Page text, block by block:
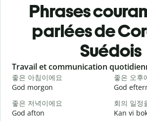
Phrases
parlées de
Suédois
Slide 1 of 6
Travail et communication
좋은 아침이에요
God morgon
좋은 오후
God
좋은 저녁이에요
God afton
회의 일정
Kan vi